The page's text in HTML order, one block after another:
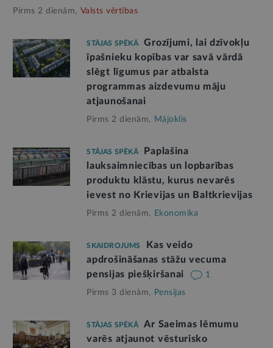
Pirms 2 dienām, Valsts vērtības
STĀJAS SPĒKĀ
Grozījumi, lai dzīvokļu
īpašnieku kopības var savā vārdā
slēgt līgumus par atbalsta
programmas aizdevumu māju
atjaunošanai
Pirms 2 dienām, Mājoklis
STĀJAS SPĒKĀ
Paplašina
lauksaimniecības un lopbarības
produktu klāstu, kurus nevarēs
ievest no Krievijas un Baltkrievijas
Pirms 2 dienām, Ekonomika
SKAIDROJUMS
Kas veido
apdrošināšanas stāžu vecuma
pensijas piešķiršanai
1
Pirms 3 dienām, Pensijas
STĀJAS SPĒKĀ
Ar Saeimas lēmumu
varēs atjaunot vēsturisko